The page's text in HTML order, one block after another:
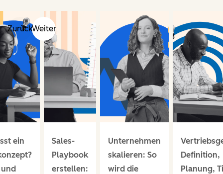
ZurückWeiter
ein
Sales-
Playbook
erstellen:
Unternehmen
skalieren: So
wird die
Definition,
Planung,